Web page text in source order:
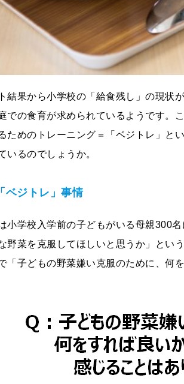
結果から小学校の「給食残し」の現状
での食育が求められているようです。
ためのトレーニング＝「ベジトレ」と
いるのでしょうか。
ベジトレ」事情
小学校入学前の子どもがいる母親300
野菜を克服してほしいと思うか」とい
「子どもの野菜嫌い克服のために、何